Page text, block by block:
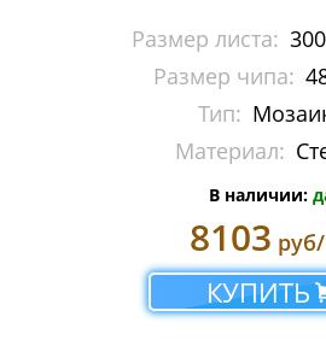
Растяжки из
Стеклянная
Мозаика Caramelle
Мозаика Dao
Мозаика Decor-
Мозаика Imagine
Размер листа:
Размер чипа:
Тип:
Материал:
В наличии:
8103
КУПИТЬ